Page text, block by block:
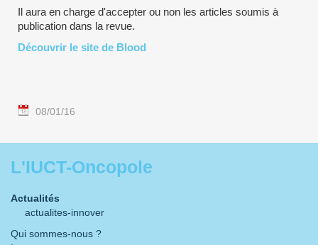
Il aura en charge d'accepter ou non les articles soumis à
publication dans la revue.
Découvrir le site de Blood
08/01/16
L'IUCT-Oncopole
Actualités
actualites-innover
Qui sommes-nous ?